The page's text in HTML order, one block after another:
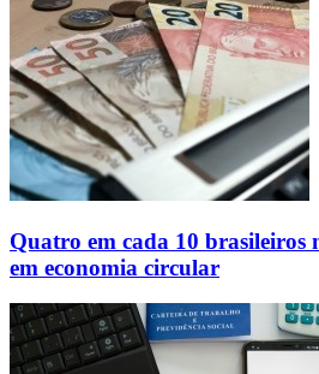
Quatro em cada 10
em economia circular